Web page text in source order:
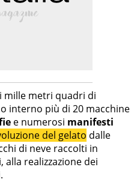
mille metri quadri di
interno più di 20 macchine
e numerosi manifesti
del gelato dalle
di neve raccolti in
realizzazione dei